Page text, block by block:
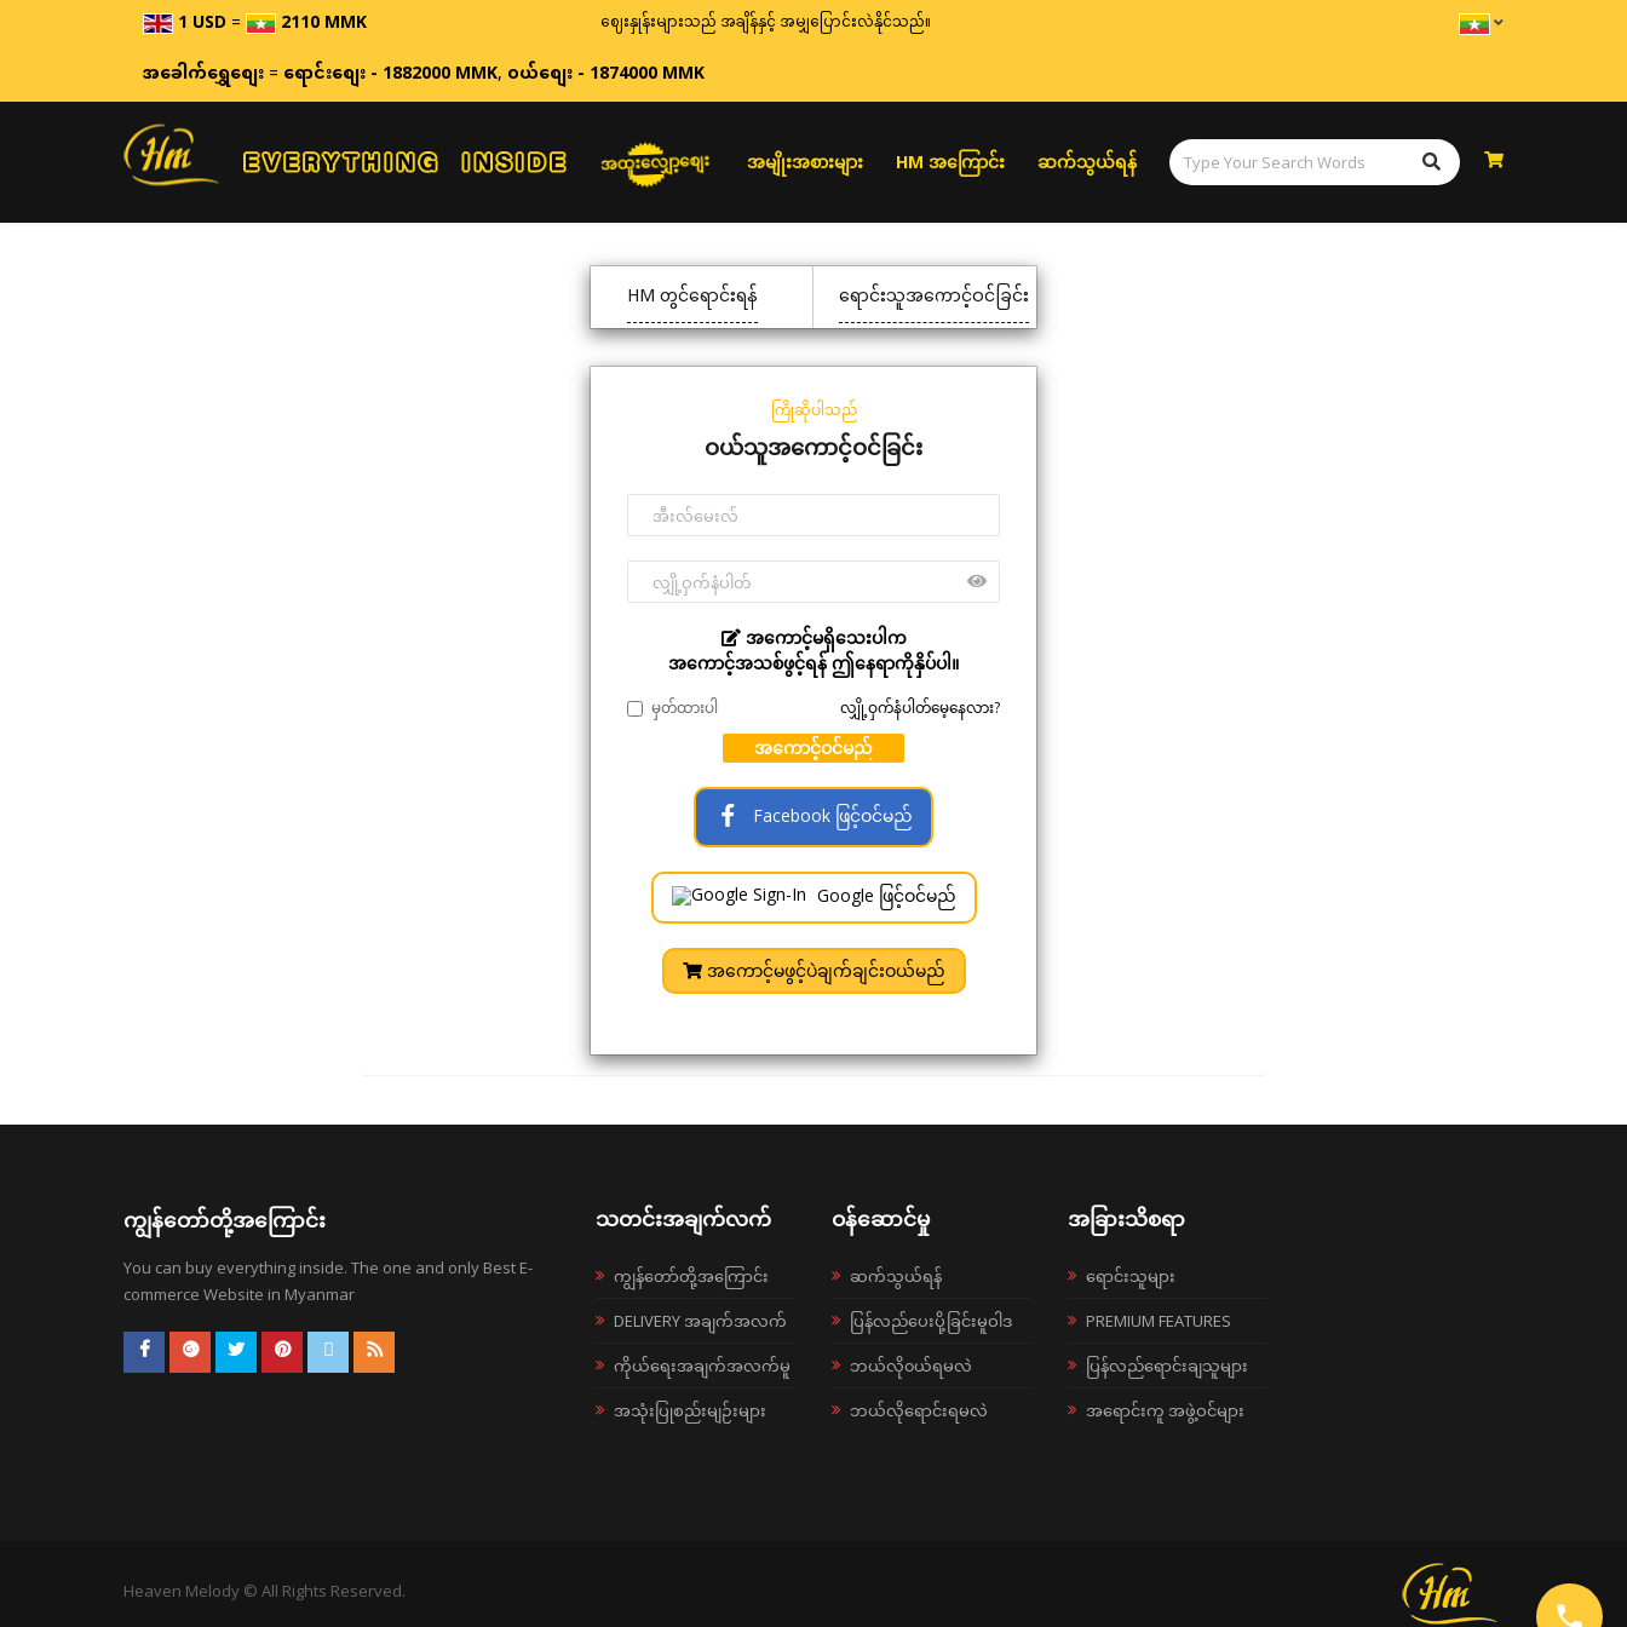
1 USD= 2110 MMK ဈေးနှုန်းများသည် အချိန်နှင့် အမျှပြောင်းလဲနိုင်သည်။
အခေါက်ရွှေစျေး=ရောင်းစျေး - 1882000 MMK,ဝယ်စျေး - 1874000 MMK
အထူးလျှော့စျေး အမျိုးအစားများ HM အကြောင်း ဆက်သွယ်ရန်
HM တွင်ရောင်းရန် ရောင်းသူအကောင့်ဝင်ခြင်း
ကြိုဆိုပါသည်
ဝယ်သူအကောင့်ဝင်ခြင်း
အကောင့်မရှိသေးပါက
အကောင့်အသစ်ဖွင့်ရန် ဤနေရာကိုနှိပ်ပါ။
မှတ်ထားပါ လျှို့ဝှက်နံပါတ်မေ့နေလား?
အကောင့်ဝင်မည်
Facebook ဖြင့်ဝင်မည်
Google ဖြင့်ဝင်မည်
အကောင့်မဖွင့်ပဲချက်ချင်းဝယ်မည်
ကျွန်တော်တို့အကြောင်း
You can buy everything inside. The one and only Best E-
commerce Website in Myanmar
သတင်းအချက်လက်
ကျွန်တော်တို့အကြောင်း
DELIVERY အချက်အလက်
ကိုယ်ရေးအချက်အလက်မူ
အသုံးပြုစည်းမျဉ်းများ
ဝန်ဆောင်မှု
ဆက်သွယ်ရန်
ပြန်လည်ပေးပို့ခြင်းမူဝါဒ
ဘယ်လို၀ယ်ရမလဲ
ဘယ်လိုရောင်းရမလဲ
အခြားသိစရာ
ရောင်းသူများ
PREMIUM FEATURES
ပြန်လည်ရောင်းချသူများ
အရောင်းကူ အဖွဲ့ဝင်များ
Heaven Melody © All Rights Reserved.